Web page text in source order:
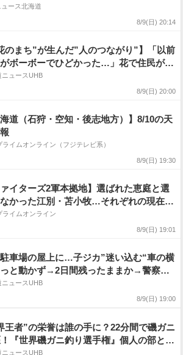
」
ース北海道
8/9(日) 20:14
のまち”が生んだ”人のつながり”】「以前
ボーボーでひどかった…」花で住民が、
変わった！支援企業は「人が集まる場が
ると日本は明るくなる」〈北海道・東神楽
ニュースUHB
8/9(日) 20:00
海道（石狩・空知・後志地方）】8/10の天
ライムオンライン（フジテレビ系）
8/9(日) 19:30
ァイターズ2軍本拠地】選ばれた恵庭と選
かった江別・苫小牧…それぞれの現在地
図は?_”記念のネクタイ”で臨んだ発表会
ら1か月_小林執行役員に選定理由と今後の
ライムオンライン
8/9(日) 19:01
車場の屋上に…子ジカ”迷い込む“車の横
と動かず→2日間残ったままか→警察が
事態に―札幌市は「駐車場の外に出て行
ニュースUHB
8/9(日) 19:00
王者”の栄誉は誰の手に？22分間で磯ガニ
『世界磯ガニ釣り選手権』個人の部と団
ニュースUHB